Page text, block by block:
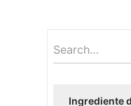
Ingrediente